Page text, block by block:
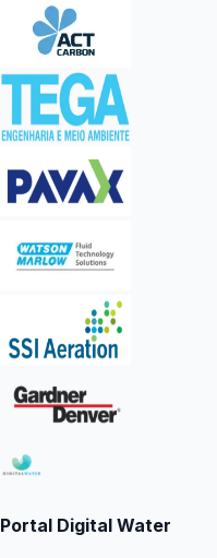
Portal Digital Water